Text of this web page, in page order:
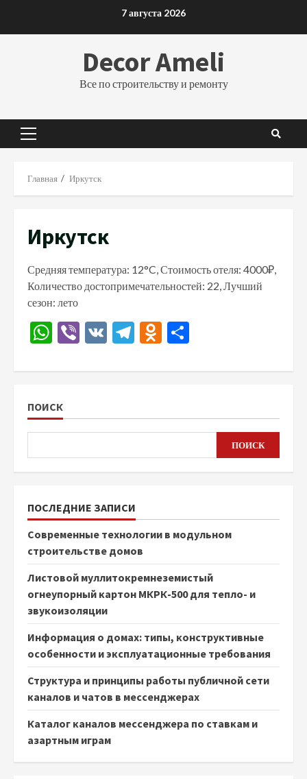
7 августа 2026
Decor Ameli
Все по строительству и ремонту
Основное
Главная Иркутск
Иркутск
Средняя температура: 12°C, Стоимость отеля: 4000₽,
Количество достопримечательностей: 22, Лучший
сезон: лето
WhatsApp
Viber
VK Telegram
Odnoklassniki
ПОИСК
ПОИСК
ПОСЛЕДНИЕ ЗАПИСИ
Современные технологии в модульном
строительстве домов
Листовой муллитокремнеземистый
огнеупорный картон МКРК-500 для тепло- и
звукоизоляции
Информация о домах: типы, конструктивные
особенности и эксплуатационные требования
Структура и принципы работы публичной сети
каналов и чатов в мессенджерах
Каталог каналов мессенджера по ставкам и
азартным играм